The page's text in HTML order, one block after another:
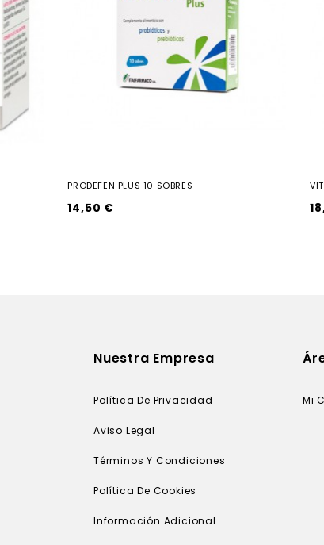
PRODEFEN PLUS 10 SOBRES
14,50 €
Nuestra Empresa
Política De Privacidad
Aviso Legal
Términos Y Condiciones
Política De Cookies
Información Adicional
Mi